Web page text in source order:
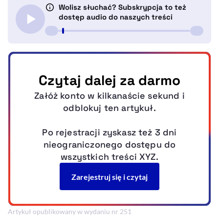
Artykuł opublikowany w wydaniu nr 251